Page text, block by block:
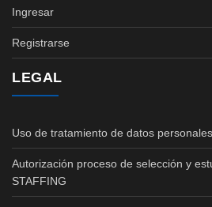
Ingresar
Registrarse
LEGAL
Uso de tratamiento de datos personales
Autorización proceso de selección y
STAFFING